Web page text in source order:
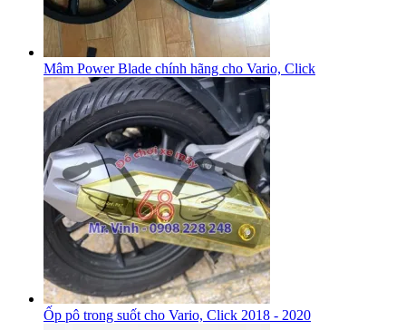
Mâm Power Blade chính hãng cho Vario, Click
Ốp pô trong suốt cho Vario, Click 2018 - 2020